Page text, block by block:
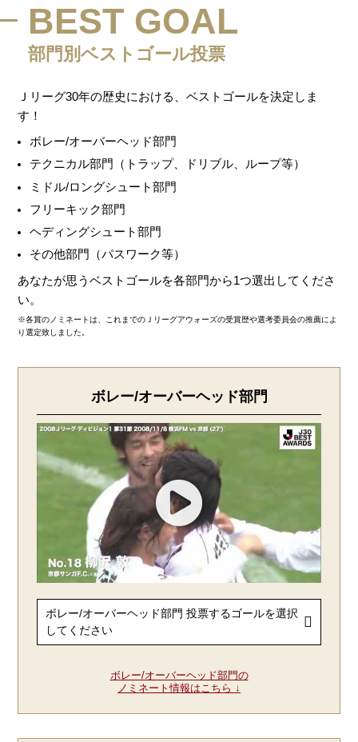
BEST GOAL
部門別ベストゴール投票
Ｊリーグ30年の歴史における、ベストゴールを決定しま
す！
ボレー/オーバーヘッド部門
テクニカル部門（トラップ、ドリブル、ループ等）
ミドル/ロングシュート部門
フリーキック部門
ヘディングシュート部門
その他部門（パスワーク等）
あなたが思うベストゴールを各部門から1つ選出してくださ
い。
※各賞のノミネートは、これまでのＪリーグアウォーズの受賞歴や選考委員会の推薦によ
り選定致しました。
ボレー/オーバーヘッド部門
ボレー/オーバーヘッド部門の
ノミネート情報はこちら ↓